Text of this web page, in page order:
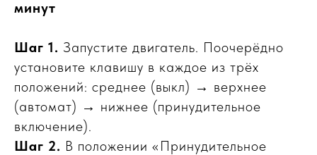
минут
Шаг 1. Запустите двигатель. Поочерёдно
установите клавишу в каждое из трёх
положений: среднее (выкл) → верхнее
(автомат) → нижнее (принудительное
включение).
Шаг 2. В положении «Принудительное